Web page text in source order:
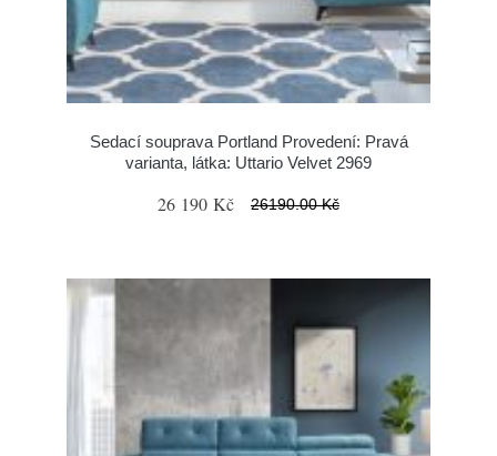
Sedací souprava Portland Provedení: Pravá
varianta, látka: Uttario Velvet 2969
26 190 Kč 26190.00 Kč